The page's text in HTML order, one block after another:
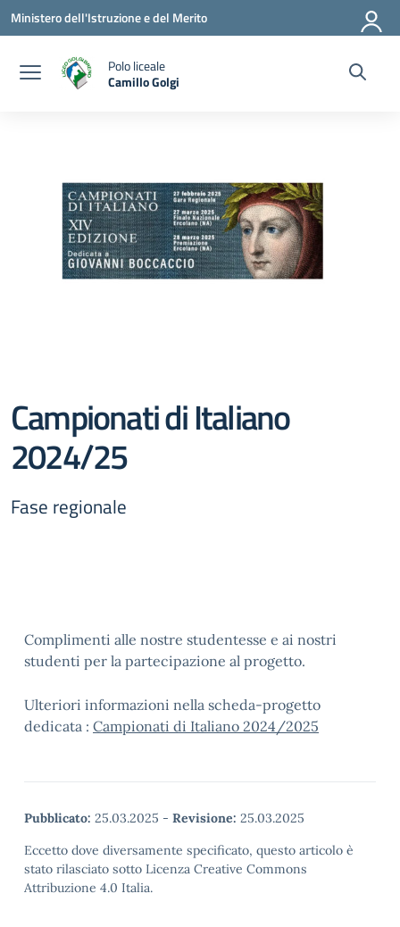
Vai ai contenuti
Vai al menu di navigazione
Vai al footer
Ministero dell'Istruzione e del Merito
Polo liceale
Camillo Golgi
— Visita la pagina iniziale della scuola
Campionati di Italiano
2024/25
Fase regionale
Complimenti alle nostre studentesse e ai nostri
studenti per la partecipazione al progetto.
Ulteriori informazioni nella scheda-progetto
dedicata : Campionati di Italiano 2024/2025
Pubblicato: 25.03.2025 - Revisione: 25.03.2025
Eccetto dove diversamente specificato, questo articolo è
stato rilasciato sotto Licenza Creative Commons
Attribuzione 4.0 Italia.